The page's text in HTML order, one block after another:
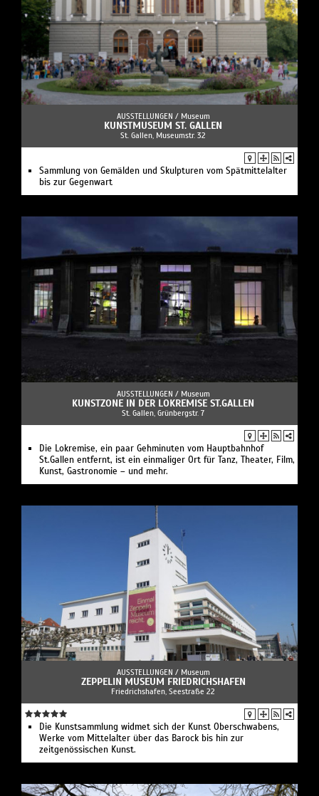
AUSSTELLUNGEN / Museum
KUNSTMUSEUM ST. GALLEN
St. Gallen, Museumstr. 32
Sammlung von Gemälden und Skulpturen vom Spätmittelalter
bis zur Gegenwart
AUSSTELLUNGEN / Museum
KUNSTZONE IN DER LOKREMISE ST.GALLEN
St. Gallen, Grünbergstr. 7
Die Lokremise, ein paar Gehminuten vom Hauptbahnhof
St.Gallen entfernt, ist ein einmaliger Ort für Tanz, Theater, Film,
Kunst, Gastronomie – und mehr.
AUSSTELLUNGEN / Museum
ZEPPELIN MUSEUM FRIEDRICHSHAFEN
Friedrichshafen, Seestraße 22
Die Kunstsammlung widmet sich der Kunst Oberschwabens,
Werke vom Mittelalter über das Barock bis hin zur
zeitgenössischen Kunst.